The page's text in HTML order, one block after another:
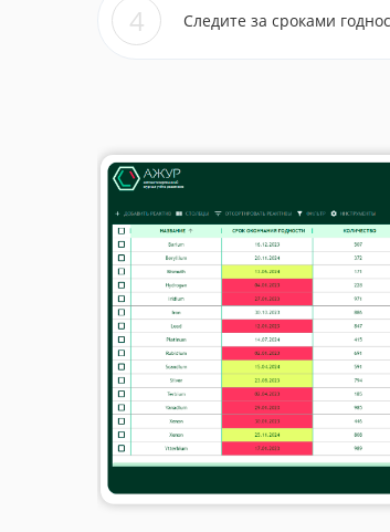
4 Следите за сроками
Внедрение системы АЖУР в
реактивов, а также с
данных еженедельно тратили
Мария Викторовна
Руководитель лаборатории